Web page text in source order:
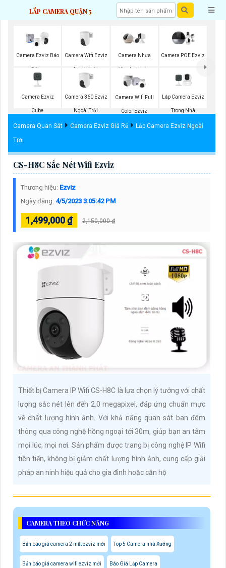
LẮP CAMERA QUẬN 5
Camera Ezviz Báo
Động
Camera Wifi Ezviz
Ngoài Trời
Camera Nhựa
Plastic Ezviz
Camera POE Ezviz
Camera Ezviz
Cube
Camera 360 Ezviz
Ngoài Trời
Camera Wifi Full
Color Ezviz
Lắp Camera Ezviz
Trong Nhà
Camera Quan Sát Camera Ezviz Giá Rẻ
Lắp Camera Ezviz Ngoài
Trời
CS-H8C Sắc Nét Wifi Ezviz
Thương hiệu: Ezviz
Ngày đăng: 4/5/2023 3:05:42 PM
1,499,000 ₫ 2,150,000 ₫
Thiết bị Camera IP Wifi CS-H8C là lựa chọn lý tưởng với chất
lượng sắc nét lên đến 2.0 megapixel, đáp ứng chuẩn mực
về chất lượng hình ảnh. Với khả năng quan sát ban đêm
thông qua công nghệ hồng ngoại tới 30m, giúp bạn an tâm
mọi lúc, mọi nơi. Sản phẩm được trang bị công nghệ IP Wifi
tiên tiến, không bị giảm chất lượng hình ảnh, cung cấp giải
pháp an ninh hiệu quả cho gia đình hoặc căn hộ
CAMERA THEO CHỨC NĂNG
Bản báo giá camera 2 mắt ezviz mới Top 5 Camera nhà Xưởng
Bản báo giá camera wifi ezviz mới Báo Giá Lắp Camera